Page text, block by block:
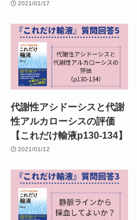
2021/01/17
代謝性アシドーシスと代謝
性アルカローシスの評価
【これだけ輸液p130-134】
2021/01/12